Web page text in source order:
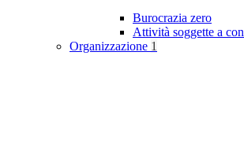
Burocrazia zero
Attività soggette a
Organizzazione 1